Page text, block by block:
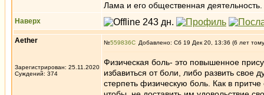
Лама и его общественная деятельность.
Наверх
Aether
Зарегистрирован: 25.11.2020
Суждений: 374
№559836 Добавлено: Сб 19 Дек 20, 13:36 (6 лет
Физическая боль- это повышенное
избавиться от боли, либо развить свое
стерпеть физическую боль. Как в